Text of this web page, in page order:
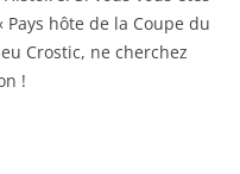
hôte de la Coupe du
Crostic, ne cherchez
!